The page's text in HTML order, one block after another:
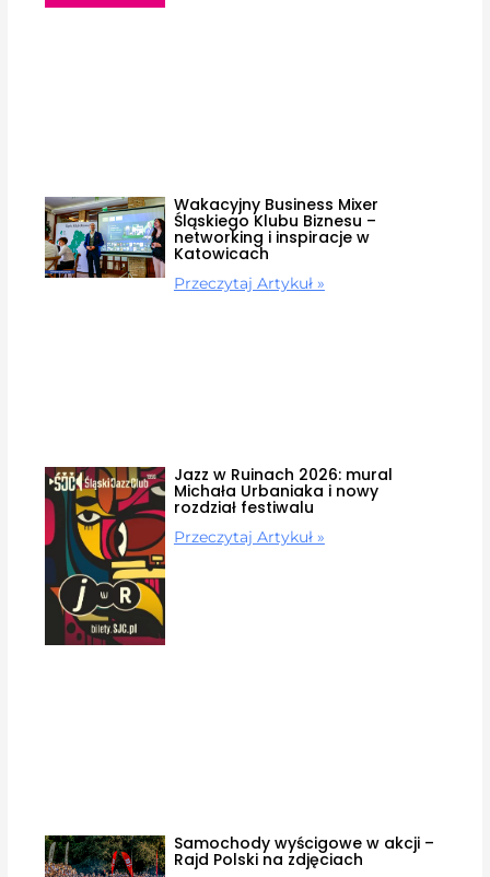
Wakacyjny Business Mixer
Śląskiego Klubu Biznesu –
networking i inspiracje w
Katowicach
Przeczytaj Artykuł »
Jazz w Ruinach 2026: mural
Michała Urbaniaka i nowy
rozdział festiwalu
Przeczytaj Artykuł »
Samochody wyścigowe w akcji –
Rajd Polski na zdjęciach